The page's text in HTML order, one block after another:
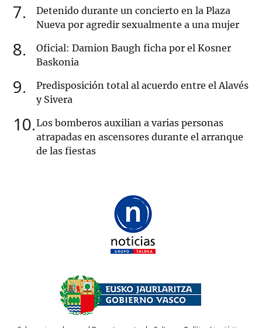
7
Detenido durante un concierto en la Plaza
Nueva por agredir sexualmente a una mujer
8
Oficial: Damion Baugh ficha por el Kosner
Baskonia
9
Predisposición total al acuerdo entre el Alavés
y Sivera
10 Los bomberos auxilian a varias personas
atrapadas en ascensores durante el arranque
de las fiestas